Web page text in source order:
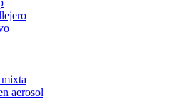
aerosol